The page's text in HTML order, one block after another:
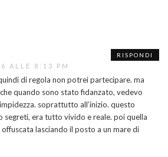
ALLE 8:13 PM
di regola non potrei partecipare. ma
quando sono stato fidanzato, vedevo
soprattutto all’inizio. questo
segreti, era tutto vivido e reale. poi quella
lasciando il posto a un mare di
RISPONDI
INFO
SEARCH
Rodella - All right reserved
non aveva codice 200.